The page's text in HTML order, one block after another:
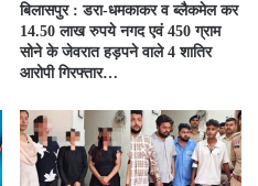
बिलासपुर : डरा-धमकाकर व ब्लैकमेल कर
14.50 लाख रुपये नगद एवं 450 ग्राम
सोने के जेवरात हड़पने वाले 4 शातिर
आरोपी गिरफ्तार…